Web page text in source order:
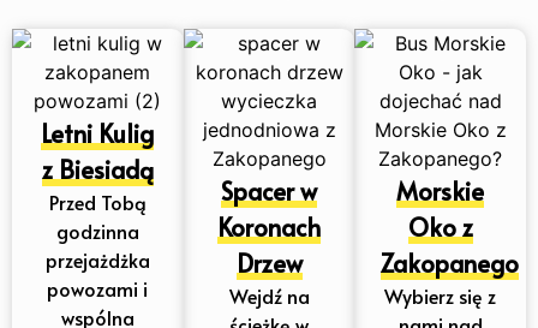
Letni Kulig
z Biesiadą
Przed Tobą
godzinna
przejażdżka
powozami i
wspólna
Spacer w
Koronach
Drzew
Wejdź na
Morskie
Oko z
Zakopanego
Wybierz się z